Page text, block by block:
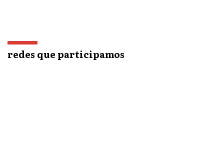
redes que participamos